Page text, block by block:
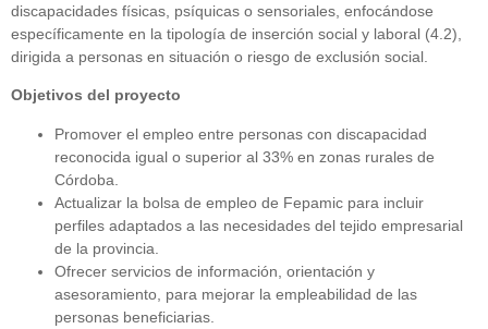
discapacidades físicas, psíquicas o sensoriales, enfocándose
específicamente en la tipología de inserción social y laboral (4.2),
dirigida a personas en situación o riesgo de exclusión social.
Objetivos del proyecto
Promover el empleo entre personas con discapacidad
reconocida igual o superior al 33% en zonas rurales de
Córdoba.
Actualizar la bolsa de empleo de Fepamic para incluir
perfiles adaptados a las necesidades del tejido empresarial
de la provincia.
Ofrecer servicios de información, orientación y
asesoramiento, para mejorar la empleabilidad de las
personas beneficiarias.